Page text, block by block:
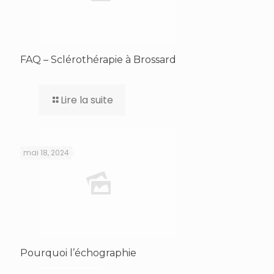
FAQ – Sclérothérapie à Brossard
Lire la suite
mai 18, 2024
Pourquoi l’échographie